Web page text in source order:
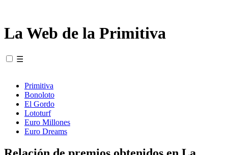
La Web de la Primitiva
☰
Primitiva
Bonoloto
El Gordo
Lototurf
Euro Millones
Euro Dreams